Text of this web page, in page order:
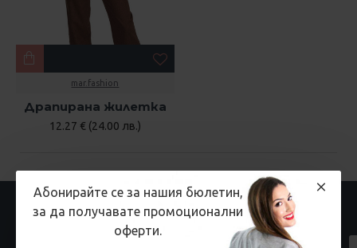
Абонирайте се за нашия бюлетин,
за да получавате промоционални
оферти.
mar.fashion
Драпирана жилетка
12.27 € (24.00 лв.)
НАЙ-РАЗГЛЕЖДАНИ